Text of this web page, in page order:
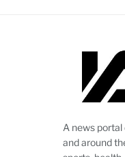
A news
and around